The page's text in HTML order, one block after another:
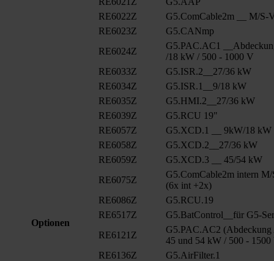
Optionen
RE6022Z
G5.ComCable2m __ M/S-
RE6023Z
G5.CANmp
RE6024Z
G5.PAC.AC1
/18 kW / 500 - 1000 V
RE6033Z
G5.ISR.2__27/36 kW
RE6034Z
G5.ISR.1__9/18 kW
RE6035Z
G5.HMI.2__27/36 kW
RE6039Z
G5.RCU 19"
RE6057Z
G5.XCD.1 __ 9kW/18 kW
RE6058Z
G5.XCD.2__27/36 kW
RE6059Z
G5.XCD.3 __ 45/54 kW
RE6075Z
G5.ComCable2m intern
(6x int +2x)
RE6086Z
G5.RCU.19
RE6517Z
G5.BatControl__für G5-
RE6121Z
G5.PAC.AC2 (Abdeckung
45 und 54 kW / 500 - 1500
RE6136Z
G5.AirFilter.1